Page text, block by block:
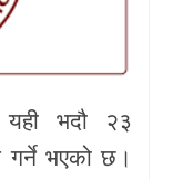
यही भदौ २३
भएको छ।